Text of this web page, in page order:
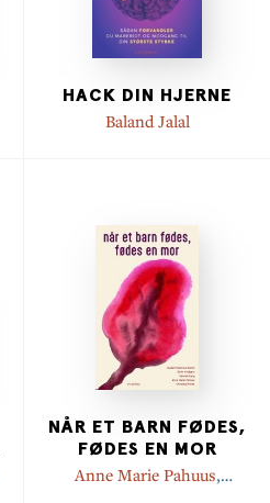
HACK DIN HJERNE
Baland Jalal
NÅR ET BARN FØDES,
FØDES EN MOR
Anne Marie Pahuus,